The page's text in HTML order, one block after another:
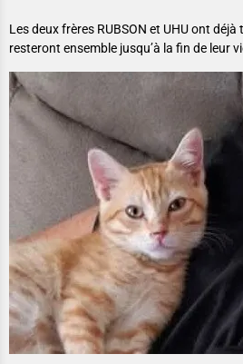
Les deux frères RUBSON et UHU ont
resteront ensemble jusqu’à la fin de leur